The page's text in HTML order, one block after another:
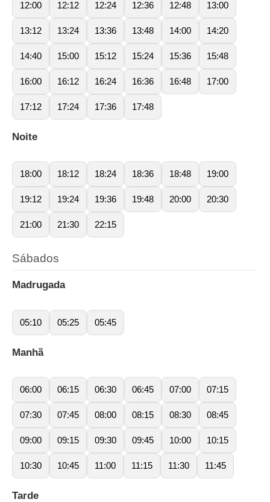
12:00 12:12 12:24 12:36 12:48 13:00
13:12 13:24 13:36 13:48 14:00 14:20
14:40 15:00 15:12 15:24 15:36 15:48
16:00 16:12 16:24 16:36 16:48 17:00
17:12 17:24 17:36 17:48
Noite
18:00 18:12 18:24 18:36 18:48 19:00
19:12 19:24 19:36 19:48 20:00 20:30
21:00 21:30 22:15
Sábados
Madrugada
05:10 05:25 05:45
Manhã
06:00 06:15 06:30 06:45 07:00 07:15
07:30 07:45 08:00 08:15 08:30 08:45
09:00 09:15 09:30 09:45 10:00 10:15
10:30 10:45 11:00 11:15 11:30 11:45
Tarde